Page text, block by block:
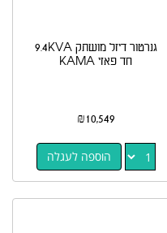
גנרטור דיזל מושתק 9.4KVA
חד פאזי KAMA
₪10,549
הוספה לעגלה